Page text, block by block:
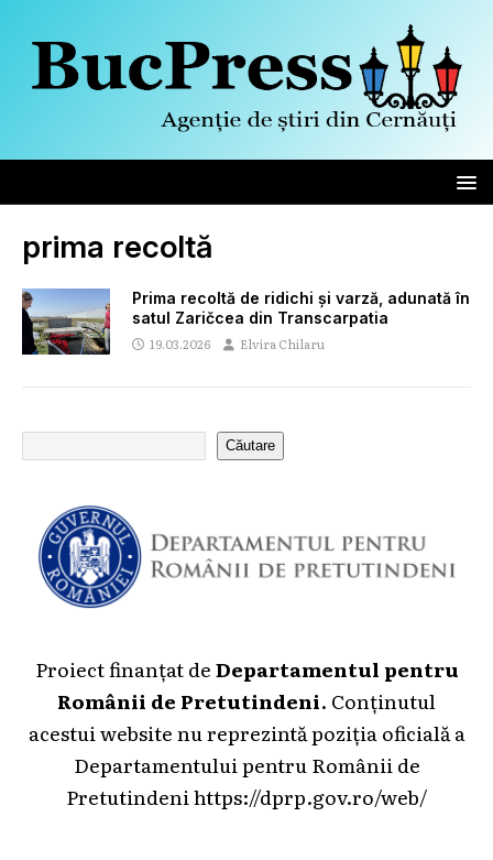
prima recoltă
Prima recoltă de ridichi și varză, adunată în
satul Zaričcea din Transcarpatia
19.03.2026 Elvira Chilaru
Căutare
Proiect finanțat deDepartamentul pentru
Românii de Pretutindeni. Conținutul
acestui website nu reprezintă poziția oficială a
Departamentului pentru Românii de
Pretutindeni https://dprp.gov.ro/web/